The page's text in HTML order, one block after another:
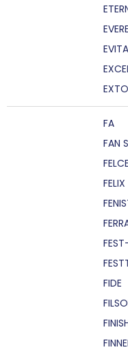
EVITA
FA
FAN
FELIX
FIDE